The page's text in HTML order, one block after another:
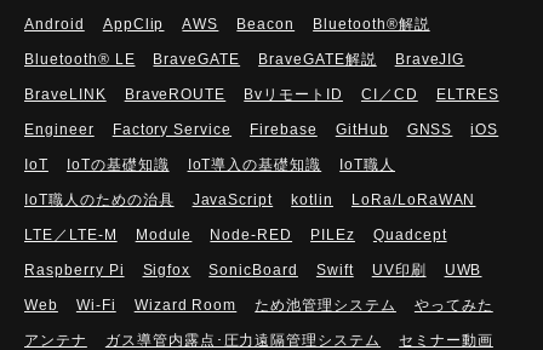
Android AppClip AWS Beacon Bluetooth®解説
Bluetooth®︎ LE BraveGATE BraveGATE解説 BraveJIG
BraveLINK BraveROUTE BvリモートID CI／CD ELTRES
Engineer Factory Service Firebase GitHub GNSS iOS
IoT IoTの基礎知識 IoT導入の基礎知識 IoT職人
IoT職人のための治具 JavaScript kotlin LoRa/LoRaWAN
LTE／LTE-M Module Node-RED PILEz Quadcept
Raspberry Pi Sigfox SonicBoard Swift UV印刷 UWB
Web Wi-Fi Wizard Room ため池管理システム やってみた
アンテナ ガス導管内露点･圧力遠隔管理システム セミナー動画